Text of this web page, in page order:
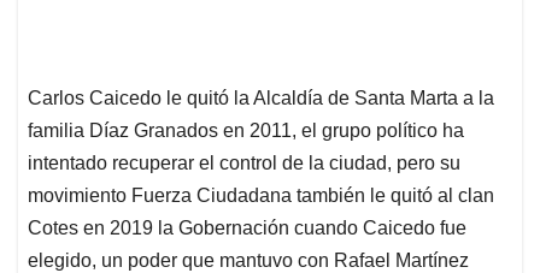
Carlos Caicedo le quitó la Alcaldía de Santa Marta a la
familia Díaz Granados en 2011, el grupo político ha
intentado recuperar el control de la ciudad, pero su
movimiento Fuerza Ciudadana también le quitó al clan
Cotes en 2019 la Gobernación cuando Caicedo fue
elegido, un poder que mantuvo con Rafael Martínez